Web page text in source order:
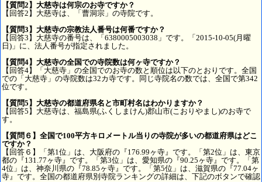
【質問2】大慈寺は何宗のお寺ですか？
【回答2】大慈寺は、「曹洞宗」の寺院です。
【質問3】大慈寺の宗教法人番号は何番ですか？
【回答3】大慈寺の番号は、「6380005003038」です。「2015-10-05(月曜
日)」に、法人番号が指定されました。
【質問4】大慈寺の全国での寺院数は何ヶ寺ですか？
【回答4】「大慈寺」の全国でのお寺の数と順位は以下のとおりです。全国
での「大慈寺」の寺院数は32カ寺です。同じ寺院名の数では、全国で第342
位です。
【質問5】大慈寺の都道府県名と市町村名はわかりますか？
【回答5】大慈寺は、福島県(ふくしまけん)郡山市(こおりやまし)のお寺で
す。
【質問６】全国で100平方キロメートル当りの寺院が多いの都道府県はどこ
ですか？
【回答６】「第1位」は、大阪府の『176.99ヶ寺』です。「第2位」は、東京
都の『131.77ヶ寺』です。「第3位」は、愛知県の『90.25ヶ寺』です。「第
4位」は、神奈川県の『78.85ヶ寺』です。「第5位」は、滋賀県の『77.04ヶ
寺』です。全国の都道府県別寺院ランキングの詳細は、下記のボタンで確認